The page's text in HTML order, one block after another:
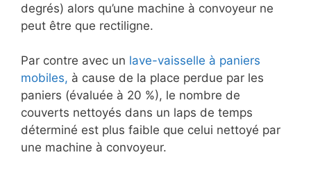
degrés) alors qu’une machine à convoyeur ne
peut être que rectiligne.
Par contre avec un lave-vaisselle à paniers
mobiles, à cause de la place perdue par les
paniers (évaluée à 20 %), le nombre de
couverts nettoyés dans un laps de temps
déterminé est plus faible que celui nettoyé par
une machine à convoyeur.